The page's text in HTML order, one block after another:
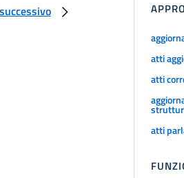
atti
atti
atti